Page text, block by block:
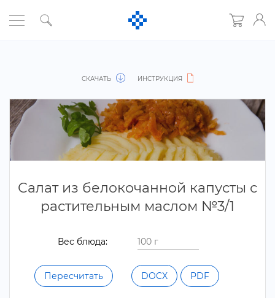
СКАЧАТЬ ИНСТРУКЦИЯ
Салат из белокочанной капусты с
растительным маслом №3/1
ес блюда:
Пересчитать DOCX PDF